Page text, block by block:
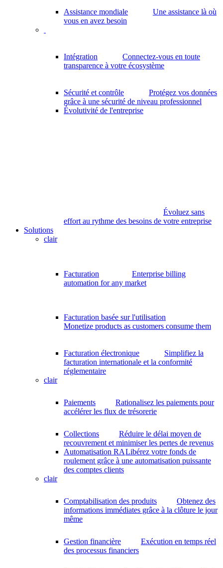
Assistance mondiale
Une assistance là où
vous en avez besoin
Intégration
Connectez-vous en toute
transparence à votre écosystème
Sécurité et contrôle
Protégez vos données
grâce à une sécurité de niveau professionnel
Évolutivité de l'entreprise
Évoluez sans
effort au rythme des besoins de votre entreprise
Solutions
clair
Facturation
Enterprise billing
automation for any market
Facturation basée sur l'utilisation
Monetize products as customers consume them
Facturation électronique
Simplifiez la
facturation internationale et la conformité
réglementaire
clair
Paiements
Rationalisez les paiements pour
accélérer les flux de trésorerie
Collections
Réduire le délai moyen de
recouvrement et minimiser les pertes de revenus
Automatisation RALibérez votre fonds de
roulement grâce à une automatisation puissante
des comptes clients
clair
Comptabilisation des produits
Obtenez des
informations immédiates grâce à la clôture le jour
même
Gestion financière
Exécution en temps réel
des processus financiers